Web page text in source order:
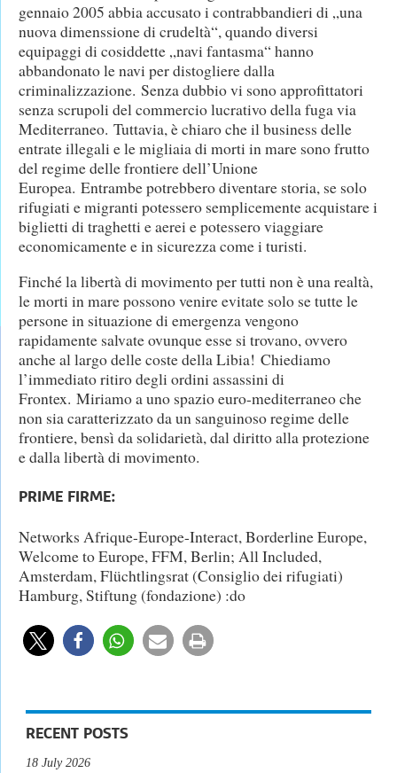
gennaio 2005 abbia accusato i contrabbandieri di „una
nuova dimenssione di crudeltà“, quando diversi
equipaggi di cosiddette „navi fantasma“ hanno
abbandonato le navi per distogliere dalla
criminalizzazione. Senza dubbio vi sono approfittatori
senza scrupoli del commercio lucrativo della fuga via
Mediterraneo. Tuttavia, è chiaro che il business delle
entrate illegali e le migliaia di morti in mare sono frutto
del regime delle frontiere dell’Unione
Europea. Entrambe potrebbero diventare storia, se solo
rifugiati e migranti potessero semplicemente acquistare i
biglietti di traghetti e aerei e potessero viaggiare
economicamente e in sicurezza come i turisti.
Finché la libertà di movimento per tutti non è una realtà,
le morti in mare possono venire evitate solo se tutte le
persone in situazione di emergenza vengono
rapidamente salvate ovunque esse si trovano, ovvero
anche al largo delle coste della Libia! Chiediamo
l’immediato ritiro degli ordini assassini di
Frontex. Miriamo a uno spazio euro-mediterraneo che
non sia caratterizzato da un sanguinoso regime delle
frontiere, bensì da solidarietà, dal diritto alla protezione
e dalla libertà di movimento.
PRIME FIRME:
Networks Afrique-Europe-Interact, Borderline Europe,
Welcome to Europe, FFM, Berlin; All Included,
Amsterdam, Flüchtlingsrat (Consiglio dei rifugiati)
Hamburg, Stiftung (fondazione) :do
RECENT POSTS
18 July 2026